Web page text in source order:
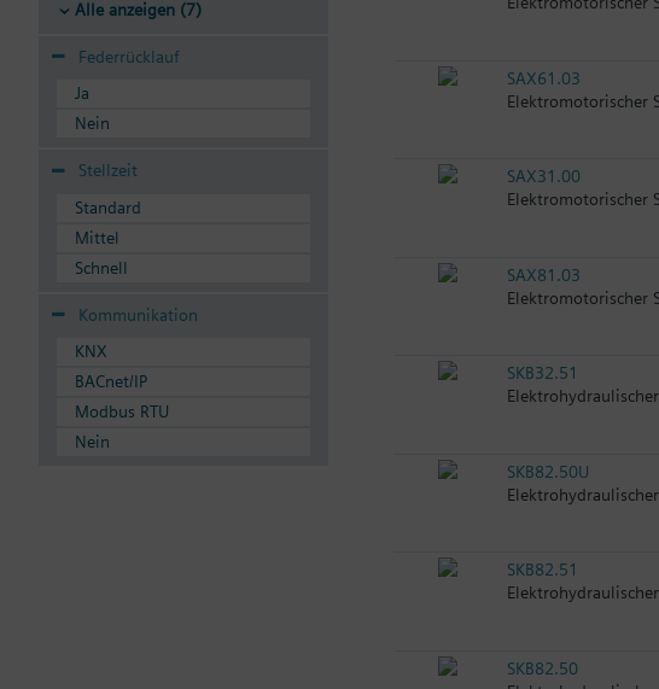
Alle anzeigen (7)
Federrücklauf
Ja
Nein
Stellzeit
Standard
Mittel
Schnell
Kommunikation
KNX
BACnet/IP
Modbus RTU
Nein
SAX61.03
Elektromotorischer
SAX31.00
Elektromotorischer
SAX81.03
Elektromotorischer
SKB32.51
SKB82.50U
SKB82.51
SKB82.50